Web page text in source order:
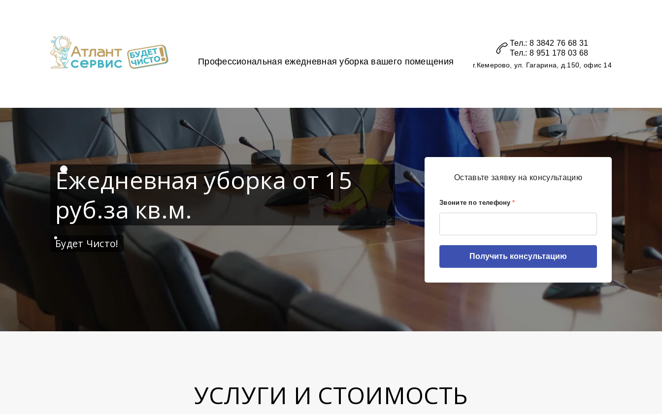
Профессиональная ежедневная уборка вашего помещения
Тел.: 8 3842 76 68 31
Тел.: 8 951 178 03 68
г.Кемерово, ул. Гагарина, д.150, офис 14
Ежедневная уборка от 15
руб.за кв.м.
Будет Чисто!
Оставьте заявку на консультацию
Звоните по телефону *
Получить консультацию
УСЛУГИ И СТОИМОСТЬ